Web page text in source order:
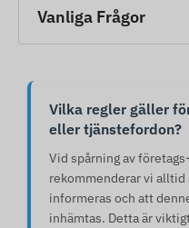
Vanliga Frågor
Vilka regler gäller
eller tjänstefordon?
Vid spårning av
rekommenderar vi
informeras och att
inhämtas. Detta är